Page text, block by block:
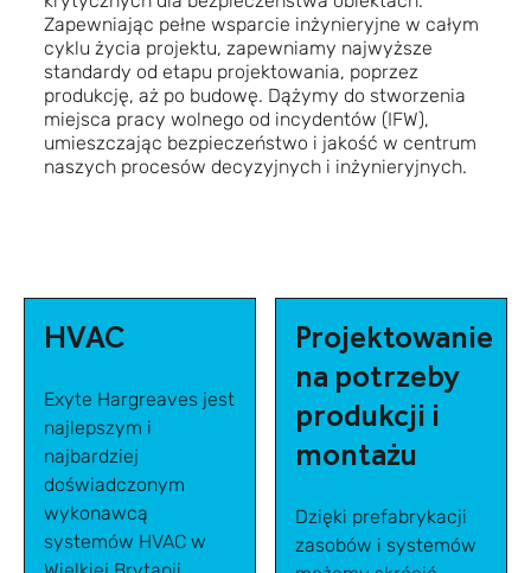
Zapewniając pełne wsparcie inżynieryjne w całym
cyklu życia projektu, zapewniamy najwyższe
standardy od etapu projektowania, poprzez
produkcję, aż po budowę. Dążymy do stworzenia
miejsca pracy wolnego od incydentów (IFW),
umieszczając bezpieczeństwo i jakość w centrum
naszych procesów decyzyjnych i inżynieryjnych.
HVAC
Exyte Hargreaves jest
najlepszym i
najbardziej
doświadczonym
wykonawcą
systemów HVAC w
Projektowanie
na potrzeby
produkcji i
montażu
Dzięki prefabrykacji
zasobów i systemów